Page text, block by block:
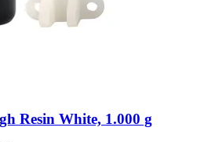
Resin White, 1.000 g